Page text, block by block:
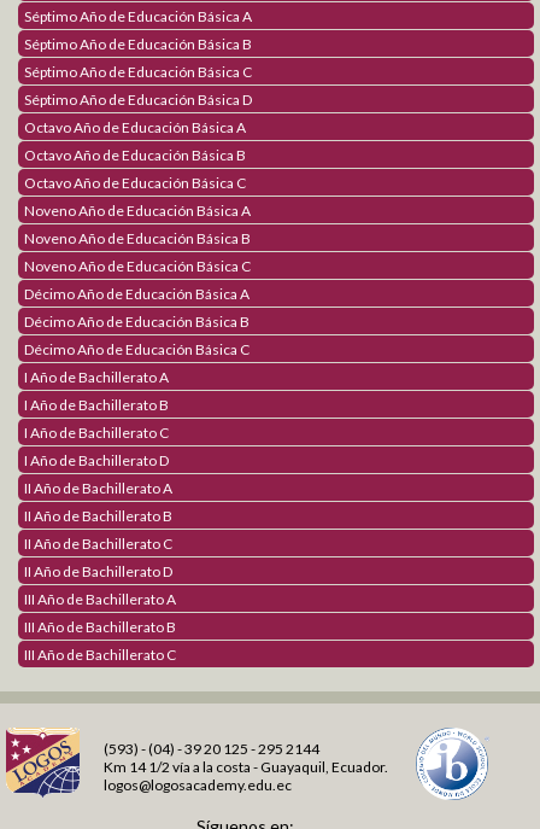
Estimulación Temprana
Fundación
Fundación LOGOS ACADEMY
Grupos de Apoyo
Obras realizadas
Contáctanos
Contáctanos Logos
Información General
Únete al equipo Logos
Séptimo Año de Educación Básica A
Séptimo Año de Educación Básica B
Séptimo Año de Educación Básica C
Séptimo Año de Educación Básica D
Octavo Año de Educación Básica A
Octavo Año de Educación Básica B
Octavo Año de Educación Básica C
Noveno Año de Educación Básica A
Noveno Año de Educación Básica B
Noveno Año de Educación Básica C
Décimo Año de Educación Básica A
Décimo Año de Educación Básica B
Décimo Año de Educación Básica C
I Año de Bachillerato A
I Año de Bachillerato B
I Año de Bachillerato C
I Año de Bachillerato D
II Año de Bachillerato A
II Año de Bachillerato B
II Año de Bachillerato C
II Año de Bachillerato D
III Año de Bachillerato A
III Año de Bachillerato B
III Año de Bachillerato C
(593) - (04) - 39 20 125 - 295 2144
Km 14 1/2 vía a la costa - Guayaquil, Ecuador.
logos@logosacademy.edu.ec